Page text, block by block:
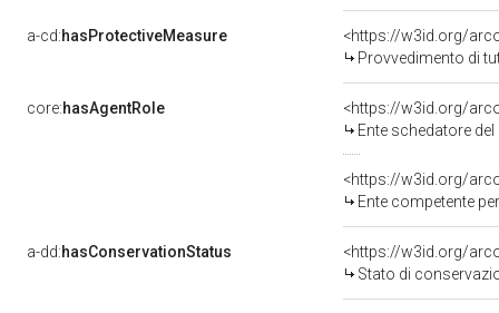
a-cd:hasProtectiveMeasure
<https://w3id.org/
Provvedimento di tutela 1 del bene culturale
core:hasAgentRole
<https://w3id.org/
Ente schedatore
<https://w3id.org/
Ente competente per tutela del
a-dd:hasConservationStatus
<https://w3id.org/
Stato di